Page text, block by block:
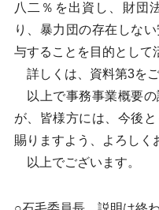
八二％を出資し、財団
り、暴力団の存在しな
与することを目的として
詳しくは、資料第3をご
以上で事務事業概要の
が、皆様方には、今後
賜りますよう、よろしく
以上でございます。